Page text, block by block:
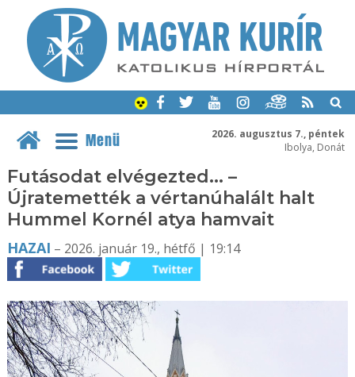
2026. augusztus 7., péntek
Ibolya, Donát
Menü
Futásodat elvégezted... –
Újratemették a vértanúhalált halt
Hummel Kornél atya hamvait
HAZAI – 2026. január 19., hétfő | 19:14